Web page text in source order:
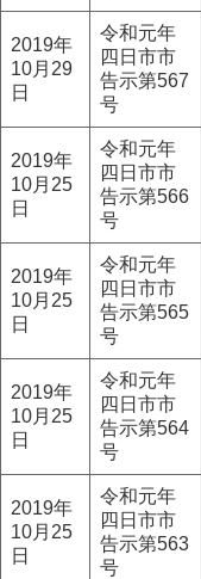
2019年
10月29
日
令和元年
四日市市
告示第567
号
2019年
10月25
日
令和元年
四日市市
告示第566
号
2019年
10月25
日
令和元年
四日市市
告示第565
号
2019年
10月25
日
令和元年
四日市市
告示第564
号
2019年
10月25
日
令和元年
四日市市
告示第563
号